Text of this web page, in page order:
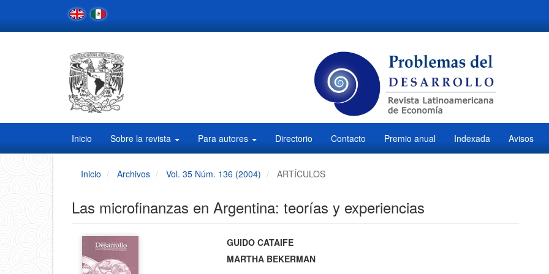
Contenido
Inicio Sobre la revista Para autores Directorio Contacto Premio anual Indexada Avisos
Inicio Archivos Vol. 35 Núm. 136 (2004) ARTÍCULOS
Las microfinanzas en Argentina: teorías y experiencias
Barra
Contenido
principal
GUIDO CATAIFE
MARTHA BEKERMAN